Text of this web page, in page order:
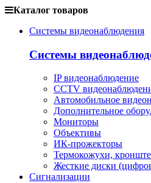
Каталог товаров
Системы видеонаблюдения
Системы
IP видеонаблюдение
CCTV
Автомобильное
Дополнительное
Мониторы
Объективы
ИК-прожекторы
Термокожухи,
Жесткие диски
Сигнализации